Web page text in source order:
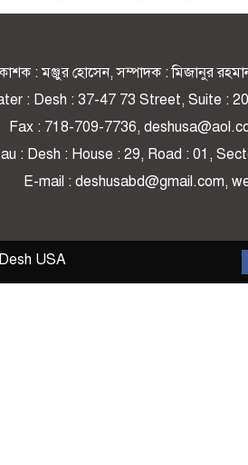
: মঞ্জুর হোসেন, সম্পাদক : মিজানুর
: Desh : 37-47 73 Street, Suite :
Fax : 718-709-7736,
: Desh : House : 29, Road : 01,
E-mail : deshusabd@gmail.com,
USA